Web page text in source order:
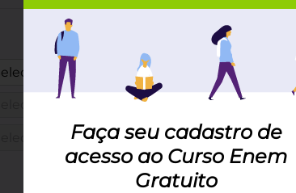
Escolha sua
Simular
Faça seu cadastro de
acesso ao Curso Enem
Gratuito